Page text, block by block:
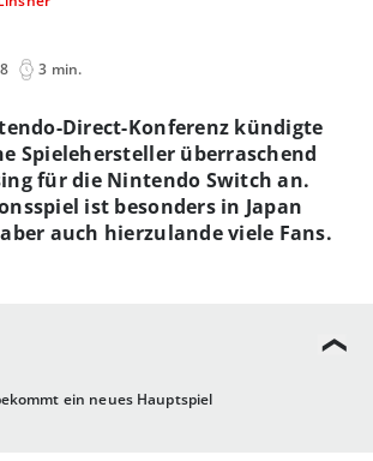
3 min.
ein neues Hauptspiel
Direct-Konferenz kündigte
Spielehersteller überraschend
für die Nintendo Switch an.
ist besonders in Japan
auch hierzulande viele Fans.